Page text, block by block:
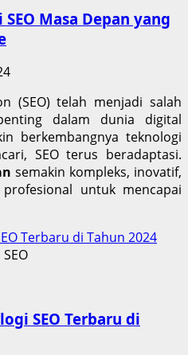
Masa Depan yang
(SEO) telah menjadi salah
dalam dunia digital
berkembangnya teknologi
SEO terus beradaptasi.
semakin kompleks, inovatif,
untuk mencapai
Terbaru di Tahun 2024
SEO Terbaru di